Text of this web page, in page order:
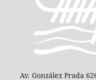
Av. González Prada